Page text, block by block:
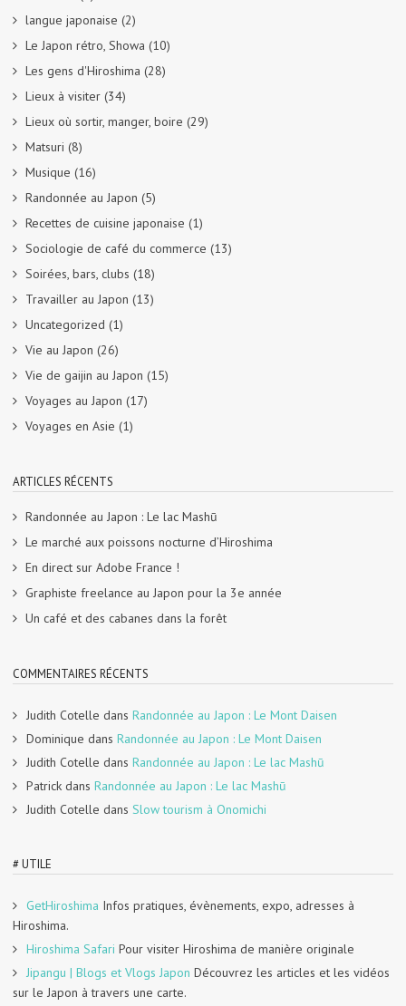
langue japonaise (2)
Le Japon rétro, Showa (10)
Les gens d'Hiroshima (28)
Lieux à visiter (34)
Lieux où sortir, manger, boire (29)
Matsuri (8)
Musique (16)
Randonnée au Japon (5)
Recettes de cuisine japonaise (1)
Sociologie de café du commerce (13)
Soirées, bars, clubs (18)
Travailler au Japon (13)
Uncategorized (1)
Vie au Japon (26)
Vie de gaijin au Japon (15)
Voyages au Japon (17)
Voyages en Asie (1)
ARTICLES RÉCENTS
Randonnée au Japon : Le lac Mashū
Le marché aux poissons nocturne d’Hiroshima
En direct sur Adobe France !
Graphiste freelance au Japon pour la 3e année
Un café et des cabanes dans la forêt
COMMENTAIRES RÉCENTS
Judith Cotelle dans Randonnée au Japon : Le Mont Daisen
Dominique dans Randonnée au Japon : Le Mont Daisen
Judith Cotelle dans Randonnée au Japon : Le lac Mashū
Patrick dans Randonnée au Japon : Le lac Mashū
Judith Cotelle dans Slow tourism à Onomichi
# UTILE
GetHiroshima Infos pratiques, évènements, expo, adresses à
Hiroshima.
Hiroshima Safari Pour visiter Hiroshima de manière originale
Jipangu | Blogs et Vlogs Japon Découvrez les articles et les vidéos
sur le Japon à travers une carte.